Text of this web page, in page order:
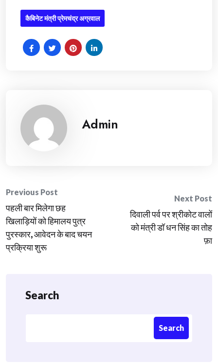
कैबिनेट मंत्री प्रेमचंद्र अग्रवाल
Admin
Post
navigation
Previous Post
पहली बार मिलेगा छह
खिलाड़ियों को हिमालय पुत्र
पुरस्कार, आवेदन के बाद चयन
प्रक्रिया शुरू
Next Post
दिवाली पर्व पर श्रीकोट वालों
को मंत्री डॉ धन सिंह का तोह
फ़ा
Search
Search